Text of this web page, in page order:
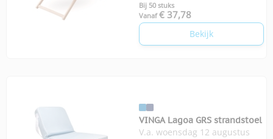
Bij 50 stuks
Vanaf € 37,78
Bekijk
VINGA Lagoa GRS strandstoel
V.a. woensdag 12 augustus